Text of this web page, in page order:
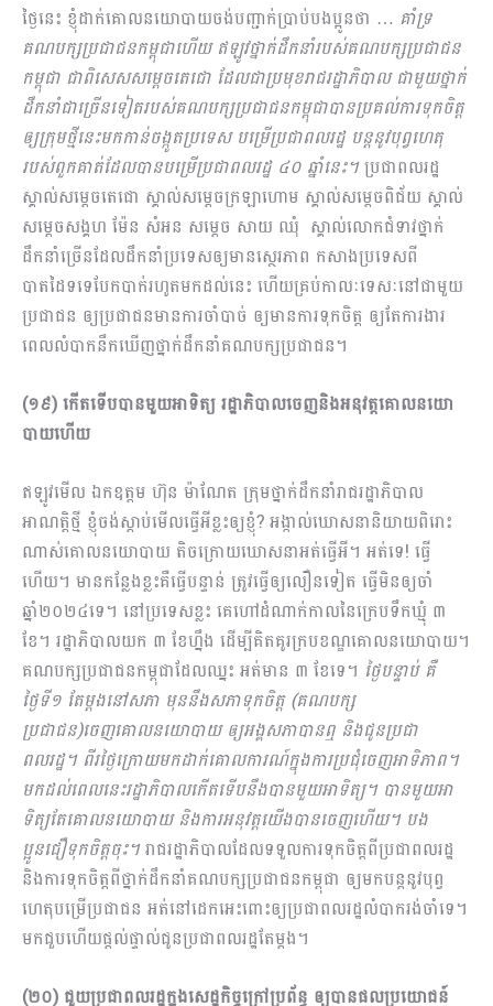
ថ្ងៃនេះ ខ្ញុំដាក់គោលនយោបាយចង់បញ្ជាក់ប្រាប់បងប្អូនថា … គាំទ្រ
គណបក្សប្រជាជនកម្ពុជាហើយ ឥឡូវថ្នាក់ដឹកនាំរបស់គណបក្សប្រជាជន
កម្ពុជា ជាពិសេសសម្តេចតេជោ ដែលជាប្រមុខរាជរដ្ឋាភិបាល ជាមួយថ្នាក់
ដឹកនាំជាច្រើនទៀតរបស់គណបក្សប្រជាជនកម្ពុជាបានប្រគល់ការទុកចិត្ត
ឲ្យក្រុមថ្មីនេះមកកាន់ចង្កូតប្រទេស បម្រើប្រជាពលរដ្ឋ បន្តនូវបុព្វហេតុ
របស់ពួកគាត់ដែលបានបម្រើប្រជាពលរដ្ឋ ៤០ ឆ្នាំនេះ។ប្រជាពលរដ្ឋ
ស្គាល់សម្តេចតេជោ ស្គាល់សម្តេចក្រឡាហោម ស្គាល់សម្តេចពិជ័យ ស្គាល់
សម្តេចសង្គហ ម៉ែន សំអន សម្តេច សាយ ឈុំ ស្គាល់លោកជំទាវថ្នាក់
ដឹកនាំច្រើនដែលដឹកនាំប្រទេសឲ្យមានស្ថេរភាព កសាងប្រទេសពី
បាតដៃទទេបែកបាក់រហូតមកដល់នេះ ហើយគ្រប់កាលៈទេសៈនៅជាមួយ
ប្រជាជន ឲ្យប្រជាជនមានការចាំបាច់ ឲ្យមានការទុកចិត្ត ឲ្យតែការងារ
ពេលលំបាកនឹកឃើញថ្នាក់ដឹកនាំគណបក្សប្រជាជន។
(១៩) កើតទើបបានមួយអាទិត្យ រដ្ឋាភិបាលចេញនិងអនុវត្តគោលនយោ​
បាយហើយ
ឥឡូវមើល ឯកឧត្តម ហ៊ុន​ ម៉ាណែត ក្រុមថ្នាក់ដឹកនាំរាជរដ្ឋាភិបាល
អាណត្តិថ្មី ខ្ញុំចង់ស្តាប់មើលធ្វើអីខ្លះឲ្យខ្ញុំ? អង្កាល់ឃោសនានិយាយពិរោះ
ណាស់គោលនយោបាយ តិចក្រោយឃោសនាអត់ធ្វើអី។ អត់ទេ! ធ្វើ
ហើយ។ មានកន្លែងខ្លះគឺធ្វើបន្ទាន់ ត្រូវធ្វើឲ្យលឿនទៀត ធ្វើមិនឲ្យចាំ
ឆ្នាំ២០២៤ទេ។ នៅប្រទេសខ្លះ គេហៅដំណាក់កាលនៃក្រេបទឹកឃ្មុំ ៣
ខែ។ រដ្ឋាភិបាលយក ៣ ខែហ្នឹង ដើម្បីគិតគូរក្របខណ្ឌគោលនយោបាយ។
គណបក្សប្រជាជនកម្ពុជាដែលឈ្នះ អត់មាន ៣ ខែទេ។ ថ្ងៃបន្ទាប់ គឺ
ថ្ងៃទី១ តែម្តងនៅសភា មុននឹងសភាទុកចិត្ត (គណបក្ស
ប្រជាជន)ចេញគោលនយោបាយ ឲ្យអង្គសភាបានឮ និងជូនប្រជា
ពលរដ្ឋ។ ពីរថ្ងៃក្រោយមកដាក់គោលការណ៍ក្នុងការប្រជុំចេញអាទិភាព។
មកដល់ពេលនេះរដ្ឋាភិបាលកើតទើបនឹងបានមួយអាទិត្យ។ បានមួយអា
ទិត្យតែគោលនយោ​បាយ និងការអនុវត្តយើងបានចេញហើយ។ បង
ប្អូនជឿទុកចិត្តចុះ។​ រាជរដ្ឋាភិបាលដែលទទួលការទុកចិត្តពីប្រជាពលរដ្ឋ
និងការទុកចិត្តពីថ្នាក់ដឹកនាំគណបក្សប្រជាជនកម្ពុជា ឲ្យមកបន្តនូវបុព្វ
ហេតុបម្រើប្រជាជន អត់នៅដេកអេះពោះឲ្យប្រជាពលរដ្ឋលំបាករង់ចាំទេ។
មកជួបហើយផ្ដល់ផ្ទាល់ជូនប្រជាពលរដ្ឋតែម្ដង។
(២០) ជួយប្រជាពលរដ្ឋក្នុងសេដ្ឋកិច្ចក្រៅប្រព័ន្ធ ឲ្យបានផលប្រយោជន៍